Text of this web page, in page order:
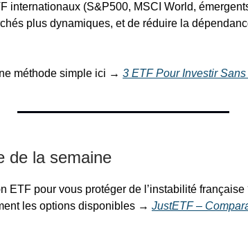
internationaux (S&P500, MSCI World,
plus dynamiques, et de réduire la
méthode simple ici → 3 ETF Pour Investir
de la semaine
ETF pour vous protéger de l’instabilité française
les options disponibles → JustETF –